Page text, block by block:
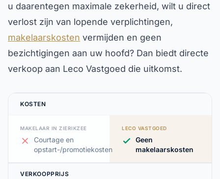
u daarentegen maximale zekerheid, wilt u direct
verlost zijn van lopende verplichtingen,
makelaarskosten vermijden en geen
bezichtigingen aan uw hoofd? Dan biedt directe
verkoop aan Leco Vastgoed die uitkomst.
KOSTEN
MAKELAAR IN ZIERIKZEE
Courtage en
opstart-/promotiekosten
LECO VASTGOED
Geen
makelaarskosten
VERKOOPPRIJS